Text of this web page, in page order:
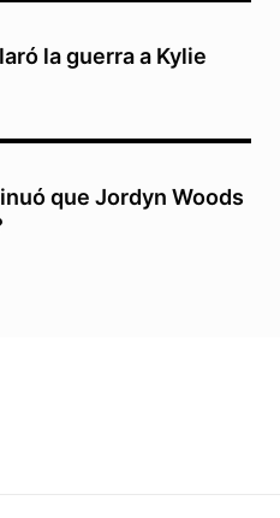
la guerra a Kylie
que Jordyn Woods